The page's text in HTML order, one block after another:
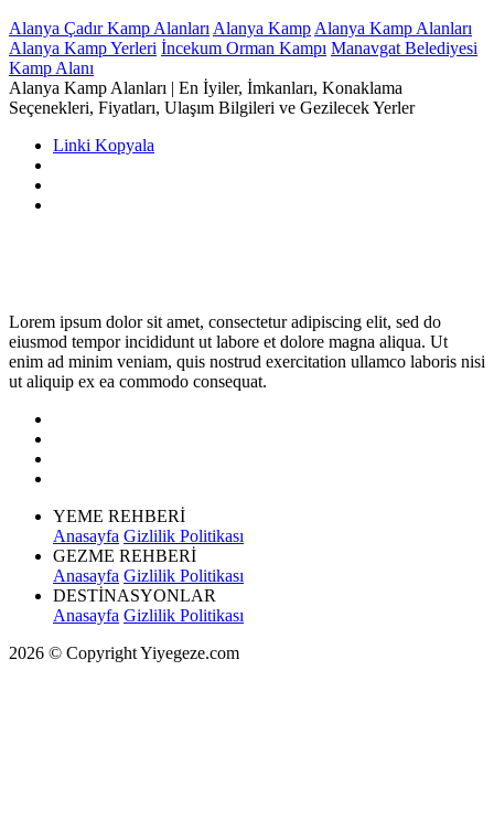
Alanya Çadır Kamp Alanları Alanya Kamp Alanya Kamp Alanları
Alanya Kamp Yerleri İncekum Orman Kampı Manavgat Belediyesi
Kamp Alanı
Alanya Kamp Alanları | En İyiler, İmkanları, Konaklama
Seçenekleri, Fiyatları, Ulaşım Bilgileri ve Gezilecek Yerler
Linki Kopyala
Lorem ipsum dolor sit amet, consectetur adipiscing elit, sed do
eiusmod tempor incididunt ut labore et dolore magna aliqua. Ut
enim ad minim veniam, quis nostrud exercitation ullamco laboris nisi
ut aliquip ex ea commodo consequat.
YEME REHBERİ
Anasayfa Gizlilik Politikası
GEZME REHBERİ
Anasayfa Gizlilik Politikası
DESTİNASYONLAR
Anasayfa Gizlilik Politikası
2026 © Copyright Yiyegeze.com